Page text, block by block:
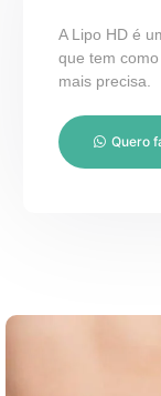
A Lipo HD é
que tem
mais precisa.
Quero